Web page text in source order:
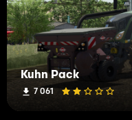
Kuhn Pack
7 061